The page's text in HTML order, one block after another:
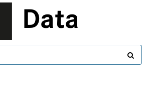
Data